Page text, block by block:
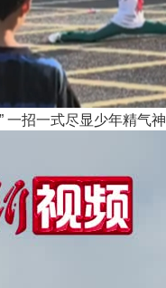
一招一式尽显少年精气神